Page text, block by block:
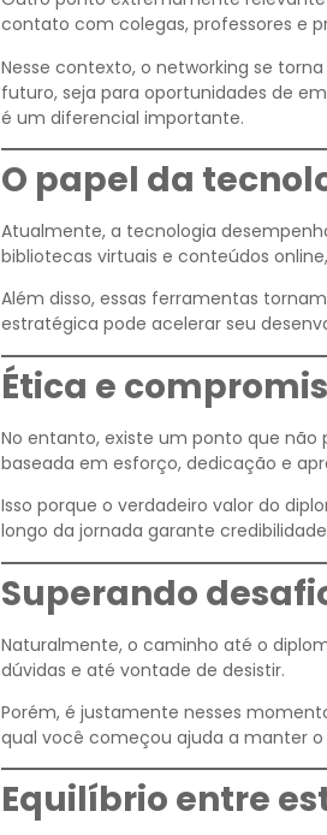
contato com colegas, professores e
Nesse contexto, o networking se
futuro, seja para oportunidades de
é um diferencial importante.
O papel da
Atualmente, a tecnologia
bibliotecas virtuais e conteúdos
Além disso, essas ferramentas
estratégica pode acelerar seu
Ética e
No entanto, existe um ponto que
baseada em esforço, dedicação e
Isso porque o verdadeiro valor do
longo da jornada garante
Superando
Naturalmente, o caminho até o
dúvidas e até vontade de desistir.
Porém, é justamente nesses
qual você começou ajuda a manter
Equilíbrio entre